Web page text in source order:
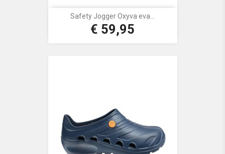
Safety Jogger Oxyva eva...
Prijs
€ 59,95